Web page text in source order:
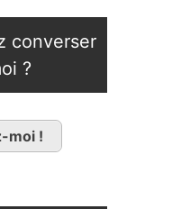
converser
?
moi !